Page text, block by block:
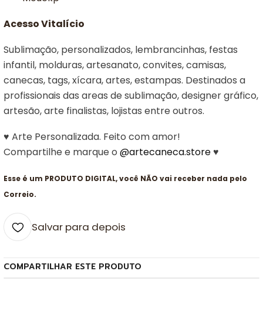
Acesso Vitalício
Sublimação, personalizados, lembrancinhas, festas
infantil, molduras, artesanato, convites, camisas,
canecas, tags, xícara, artes, estampas. Destinados a
profissionais das areas de sublimação, designer gráfico,
artesão, arte finalistas, lojistas entre outros.
♥ Arte Personalizada. Feito com amor!
Compartilhe e marque o @artecaneca.store♥
Esse é um PRODUTO DIGITAL, você NÃO vai receber nada pelo
Correio.
Salvar para depois
COMPARTILHAR ESTE PRODUTO